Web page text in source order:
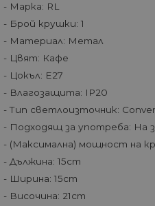
- Марка: RL
- Брой крушки: 1
- Материал: Метал
- Цвят: Кафе
- Цокъл: E27
- Влагозащита: IP20
- Тип светлоизточник:
- Подходящ за употреба: На
- (Максимална) мощност на
- Дължина: 15cm
- Ширина: 15cm
- Височина: 21cm